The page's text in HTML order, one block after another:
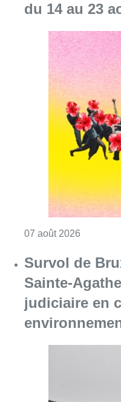
du 14 au 23
07 août 2026
Survol de
Sainte-
judiciaire en